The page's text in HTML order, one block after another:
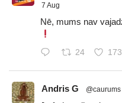
7 Aug
Nē, mums nav
24 173
Andris G @caurums